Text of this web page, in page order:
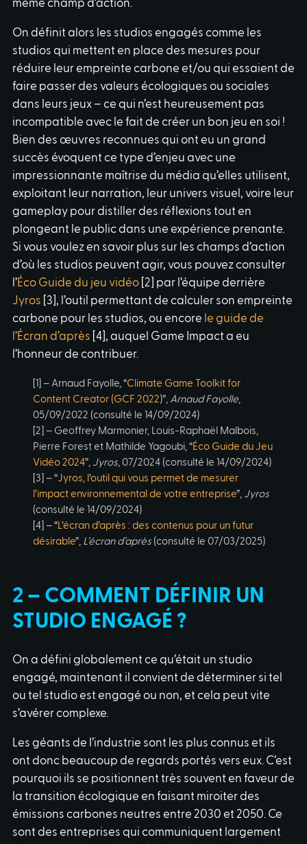
même champ d’action.
On définit alors les studios engagés comme les
studios qui mettent en place des mesures pour
réduire leur empreinte carbone et/ou qui essaient de
faire passer des valeurs écologiques ou sociales
dans leurs jeux – ce qui n’est heureusement pas
incompatible avec le fait de créer un bon jeu en soi !
Bien des œuvres reconnues qui ont eu un grand
succès évoquent ce type d’enjeu avec une
impressionnante maîtrise du média qu’elles utilisent,
exploitant leur narration, leur univers visuel, voire leur
gameplay pour distiller des réflexions tout en
plongeant le public dans une expérience prenante.
Si vous voulez en savoir plus sur les champs d’action
d’où les studios peuvent agir, vous pouvez consulter
l’Éco Guide du jeu vidéo [2] par l’équipe derrière
Jyros [3], l’outil permettant de calculer son empreinte
carbone pour les studios, ou encore le guide de
l’Écran d’après [4], auquel Game Impact a eu
l’honneur de contribuer.
[1] – Arnaud Fayolle, “Climate Game Toolkit for
Content Creator (GCF 2022)”, Arnaud Fayolle
05/09/2022 (consulté le 14/09/2024)
[2] – Geoffrey Marmonier, Louis-Raphaël Malbois,
Pierre Forest et Mathilde Yagoubi, “Éco Guide du Jeu
Vidéo 2024”, Jyros , 07/2024 (consulté le 14/09/2024)
[3] – “Jyros, l’outil qui vous permet de mesurer
l’impact environnemental de votre entreprise”, Jyros
(consulté le 14/09/2024)
[4] – “ L’écran d’après : des contenus pour un futur
désirable”, L’écran d’après (consulté le 07/03/2025)
2 – COMMENT DÉFINIR UN
STUDIO ENGAGÉ ?
On a défini globalement ce qu’était un studio
engagé, maintenant il convient de déterminer si tel
ou tel studio est engagé ou non, et cela peut vite
s’avérer complexe.
Les géants de l’industrie sont les plus connus et ils
ont donc beaucoup de regards portés vers eux. C’est
pourquoi ils se positionnent très souvent en faveur de
la transition écologique en faisant miroiter des
émissions carbones neutres entre 2030 et 2050. Ce
sont des entreprises qui communiquent largement